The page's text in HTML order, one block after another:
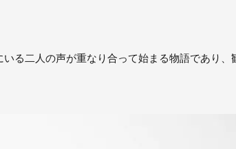
る二人の声が重なり合って始まる物語であり、